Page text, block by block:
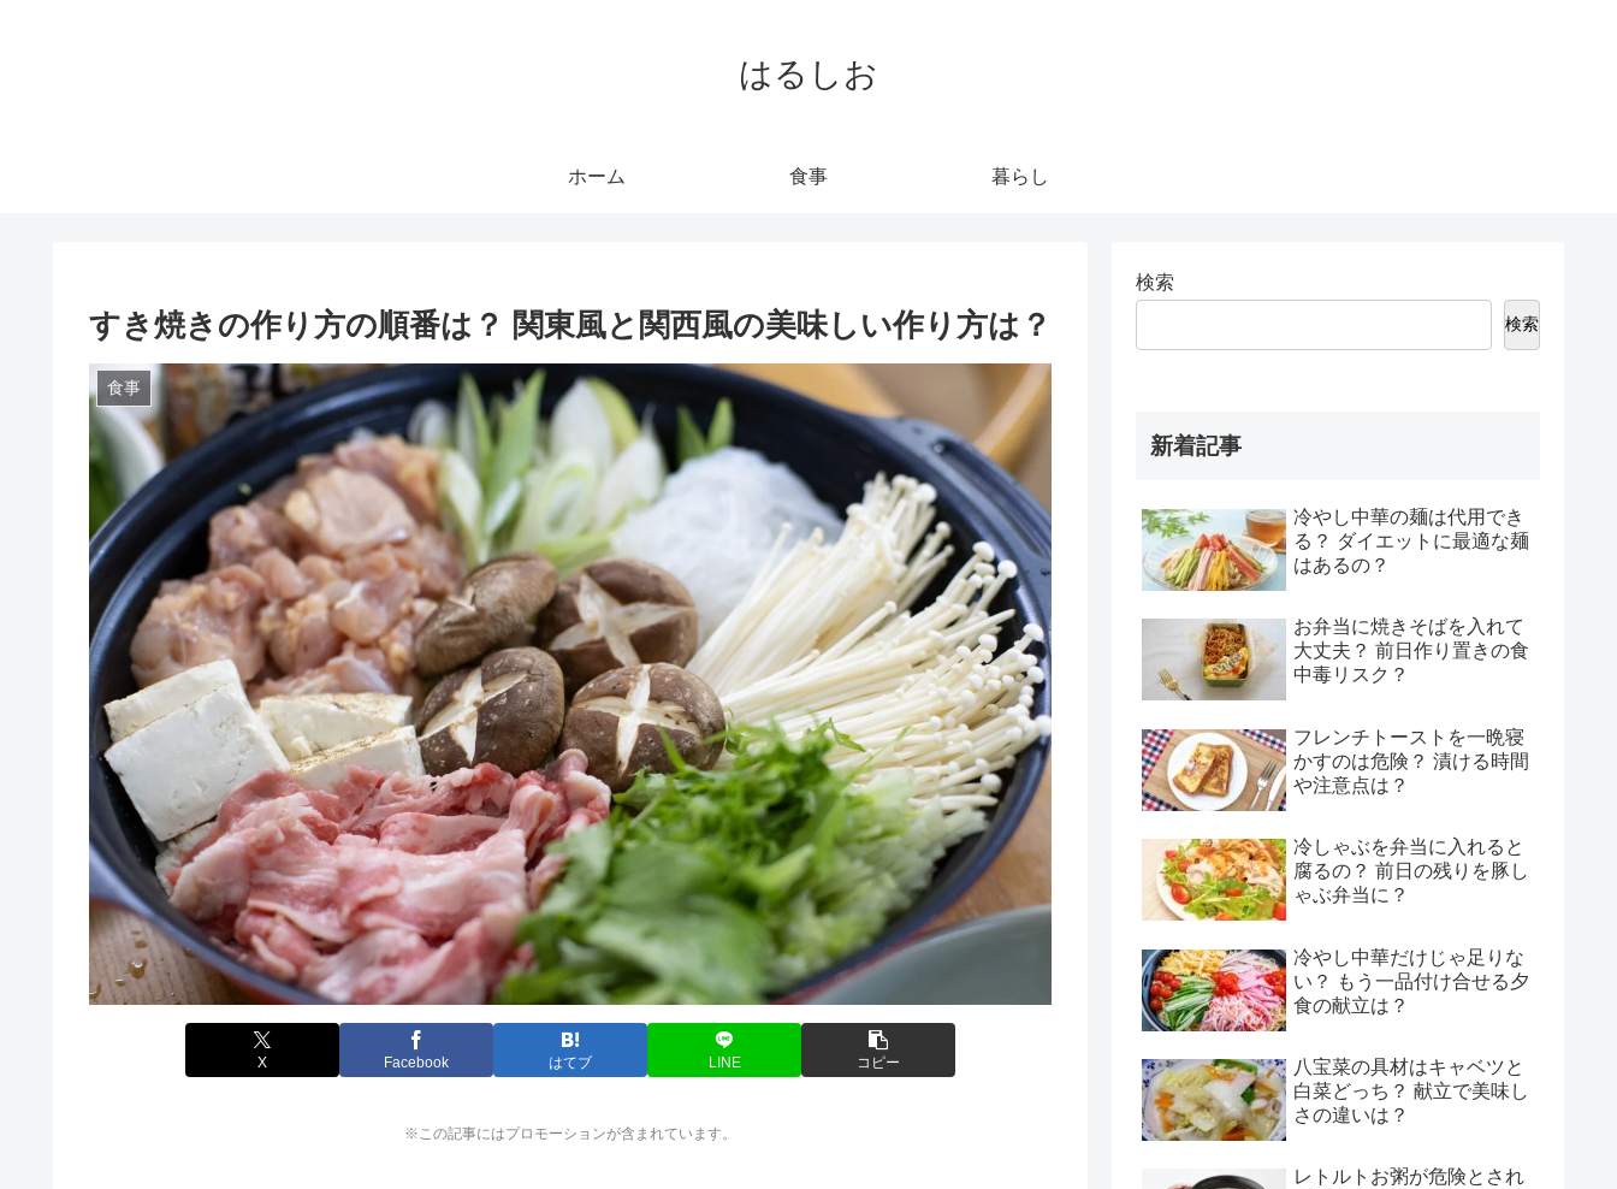
はるしお
ホーム 食事 暮らし
すき焼きの作り方の順番は？ 関東風と関西風の美味しい作り方は？
食事
X Facebook はてブ LINE コピー
※この記事にはプロモーションが含まれています。
検索
検索
新着記事
冷やし中華の麺は代用でき
る？ ダイエットに最適な麺
はあるの？
お弁当に焼きそばを入れて
大丈夫？ 前日作り置きの食
中毒リスク？
フレンチトーストを一晩寝
かすのは危険？ 漬ける時間
や注意点は？
冷しゃぶを弁当に入れると
腐るの？ 前日の残りを豚し
ゃぶ弁当に？
冷やし中華だけじゃ足りな
い？ もう一品付け合せる夕
食の献立は？
八宝菜の具材はキャベツと
白菜どっち？ 献立で美味し
さの違いは？
レトルトお粥が危険とされ